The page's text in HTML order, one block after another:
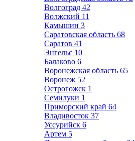
Волгоград 42
Волжский 11
Камышин 3
Саратовская область 68
Саратов 41
Энгельс 10
Балаково 6
Воронежская область 65
Воронеж 52
Острогожск 1
Семилуки 1
Приморский край 64
Владивосток 37
Уссурийск 6
Артем 5